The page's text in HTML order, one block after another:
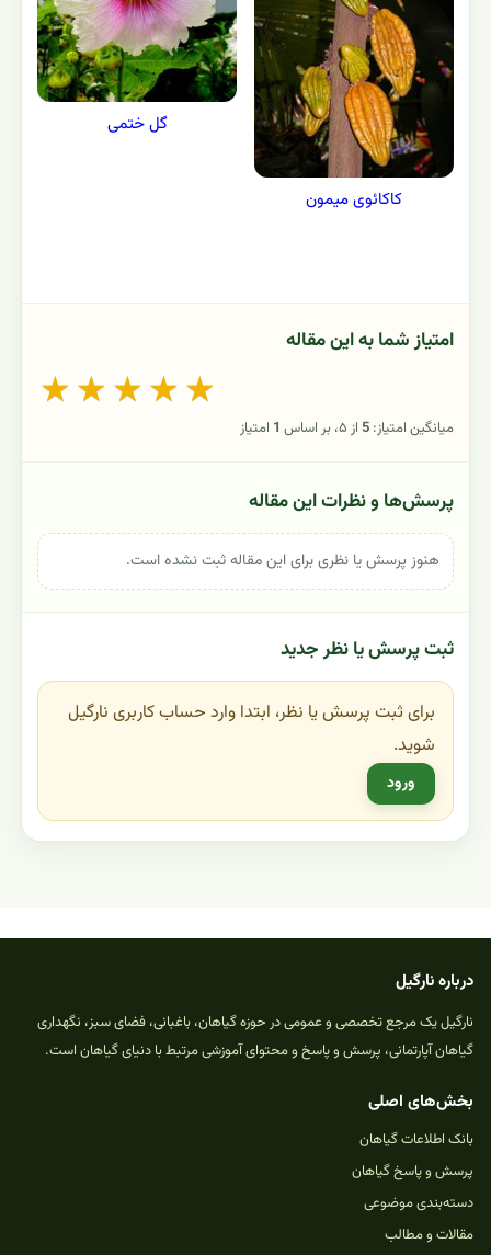
کاکائوی میمون
گل ختمی
امتیاز شما به این مقاله
★ ★ ★ ★ ★
میانگین امتیاز: 5از ۵، بر اساس 1 امتیاز
پرسش‌ها و نظرات این مقاله
هنوز پرسش یا نظری برای این مقاله ثبت نشده است.
ثبت پرسش یا نظر جدید
برای ثبت پرسش یا نظر، ابتدا وارد حساب کاربری نارگیل
شوید.
ورود
درباره نارگیل
نارگیل یک مرجع تخصصی و عمومی در حوزه گیاهان، باغبانی، فضای سبز، نگهداری
گیاهان آپارتمانی، پرسش و پاسخ و محتوای آموزشی مرتبط با دنیای گیاهان است.
بخش‌های اصلی
بانک اطلاعات گیاهان
پرسش و پاسخ گیاهان
دسته‌بندی موضوعی
مقالات و مطالب